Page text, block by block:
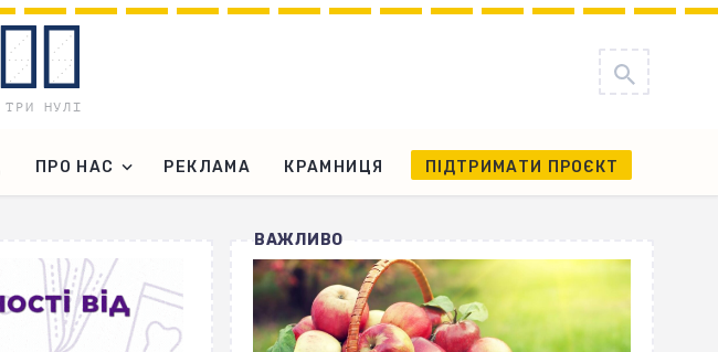
ПРО НАС РЕКЛАМА КРАМНИЦЯ ПІДТРИМАТИ ПРОЄКТ
ВАЖЛИВО